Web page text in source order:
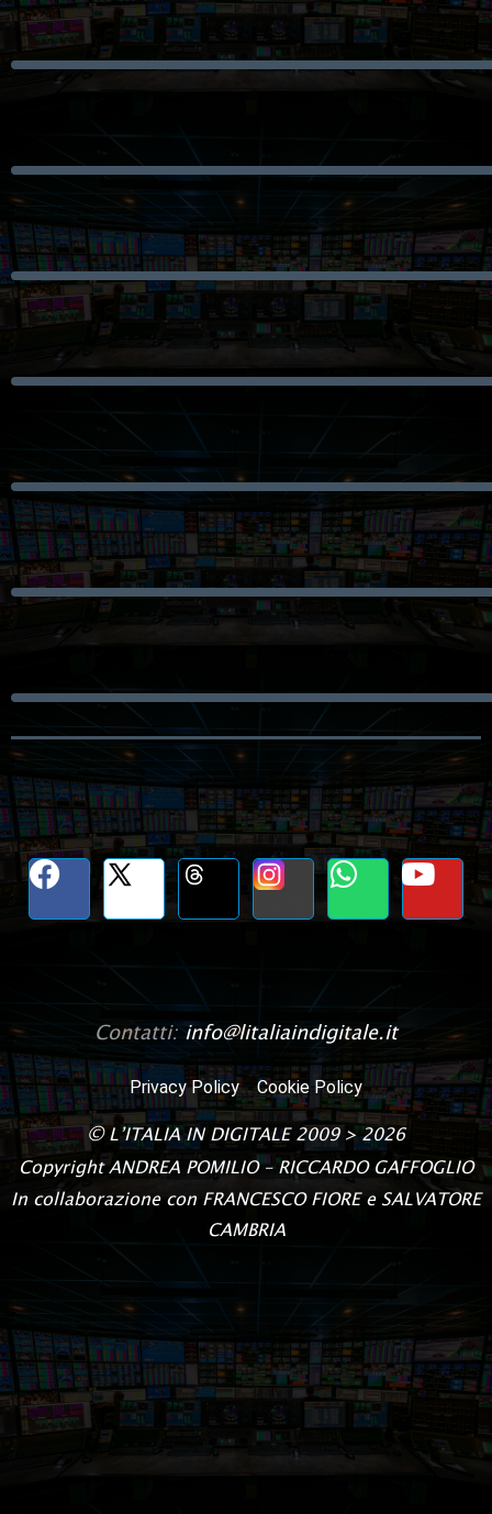
Contatti: info@litaliaindigitale.it
Privacy Policy Cookie Policy
© L’ITALIA IN DIGITALE2009 > 2026
CopyrightANDREA POMILIO – RICCARDO GAFFOGLIO
In collaborazione con FRANCESCO FIORE e SALVATORE
CAMBRIA